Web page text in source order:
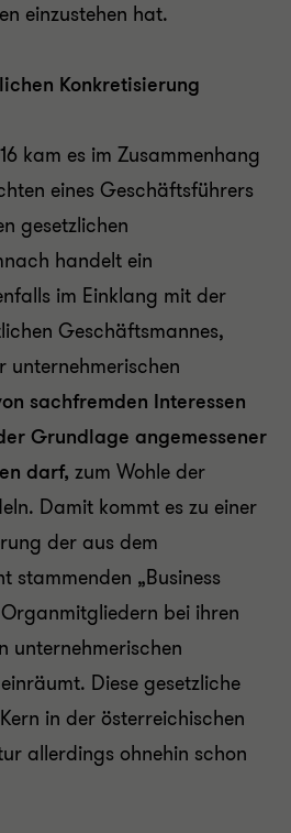
einzustehen hat.
Konkretisierung
kam es im Zusammenhang
eines Geschäftsführers
gesetzlichen
handelt ein
im Einklang mit der
Geschäftsmannes,
unternehmerischen
sachfremden Interessen
Grundlage angemessener
darf, zum Wohle der
Damit kommt es zu einer
der aus dem
stammenden „Business
bei ihren
unternehmerischen
Diese gesetzliche
in der österreichischen
allerdings ohnehin schon